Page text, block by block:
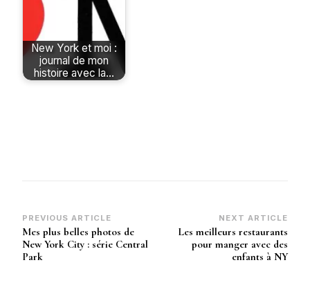
New York et moi :
journal de mon
histoire avec la…
Post
Navigation
PREVIOUS ARTICLE
Mes plus belles photos de
New York City : série Central
Park
NEXT ARTICLE
Les meilleurs restaurants
pour manger avec des
enfants à NY